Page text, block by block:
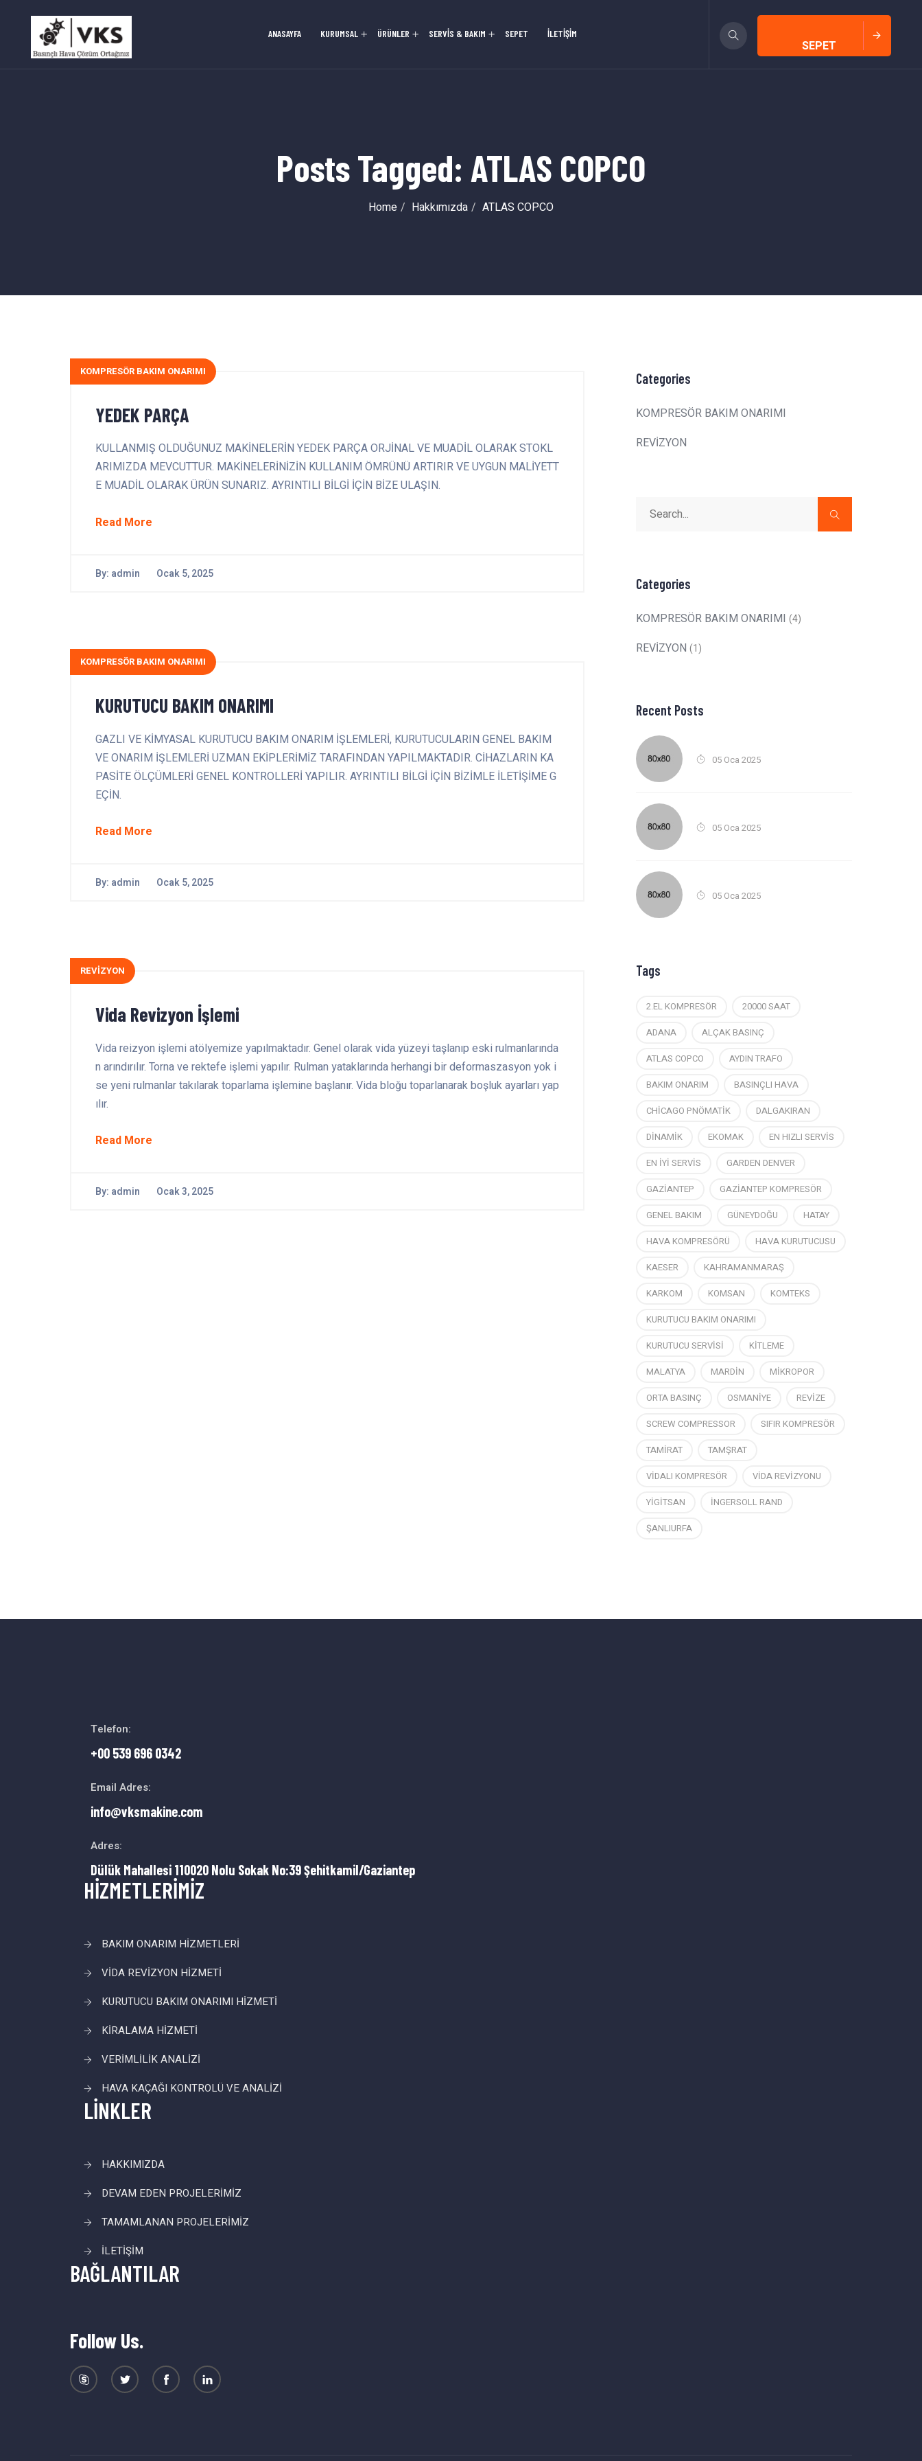
ANASAYFA KURUMSAL ÜRÜNLER SERVİS & BAKIM SEPET İLETİŞİM
SEPET
Posts Tagged: ATLAS COPCO
Home Hakkımızda ATLAS COPCO
KOMPRESÖR BAKIM ONARIMI
YEDEK PARÇA
KULLANMIŞ OLDUĞUNUZ MAKİNELERİN YEDEK PARÇA ORJİNAL VE MUADİL OLARAK STOKL
ARIMIZDA MEVCUTTUR. MAKİNELERİNİZİN KULLANIM ÖMRÜNÜ ARTIRIR VE UYGUN MALİYETT
E MUADİL OLARAK ÜRÜN SUNARIZ. AYRINTILI BİLGİ İÇİN BİZE ULAŞIN.
Read More
By: admin Ocak 5, 2025
KOMPRESÖR BAKIM ONARIMI
KURUTUCU BAKIM ONARIMI
GAZLI VE KİMYASAL KURUTUCU BAKIM ONARIM İŞLEMLERİ, KURUTUCULARIN GENEL BAKIM
VE ONARIM İŞLEMLERİ UZMAN EKİPLERİMİZ TARAFINDAN YAPILMAKTADIR. CİHAZLARIN KA
PASİTE ÖLÇÜMLERİ GENEL KONTROLLERİ YAPILIR. AYRINTILI BİLGİ İÇİN BİZİMLE İLETİŞİME G
EÇİN.
Read More
By: admin Ocak 5, 2025
REVİZYON
Vida Revizyon İşlemi
Vida reizyon işlemi atölyemize yapılmaktadır. Genel olarak vida yüzeyi taşlanıp eski rulmanlarında
n arındırılır. Torna ve rektefe işlemi yapılır. Rulman yataklarında herhangi bir deformaszasyon yok i
se yeni rulmanlar takılarak toparlama işlemine başlanır. Vida bloğu toparlanarak boşluk ayarları yap
ılır.
Read More
By: admin Ocak 3, 2025
Categories
KOMPRESÖR BAKIM ONARIMI
REVİZYON
Categories
KOMPRESÖR BAKIM ONARIMI (4)
REVİZYON (1)
Recent Posts
05 Oca 2025
05 Oca 2025
05 Oca 2025
Tags
2.EL KOMPRESÖR
20000 SAAT
ADANA
ALÇAK BASINÇ
ATLAS COPCO
AYDIN TRAFO
BAKIM ONARIM
BASINÇLI HAVA
CHİCAGO PNÖMATİK
DALGAKIRAN
DİNAMİK
EKOMAK
EN HIZLI SERVİS
EN İYİ SERVİS
GARDEN DENVER
GAZİANTEP
GAZİANTEP KOMPRESÖR
GENEL BAKIM
GÜNEYDOĞU
HATAY
HAVA KOMPRESÖRÜ
HAVA KURUTUCUSU
KAESER
KAHRAMANMARAŞ
KARKOM
KOMSAN
KOMTEKS
KURUTUCU BAKIM ONARIMI
KURUTUCU SERVİSİ
KİTLEME
MALATYA
MARDİN
MİKROPOR
ORTA BASINÇ
OSMANİYE
REVİZE
SCREW COMPRESSOR
SIFIR KOMPRESÖR
TAMİRAT
TAMŞRAT
VİDALI KOMPRESÖR
VİDA REVİZYONU
YİGİTSAN
İNGERSOLL RAND
ŞANLIURFA
Telefon:
+00 539 696 0342
Email Adres:
info@vksmakine.com
Adres:
Dülük Mahallesi 110020 Nolu Sokak No:39 Şehitkamil/Gaziantep
HİZMETLERİMİZ
BAKIM ONARIM HİZMETLERİ
VİDA REVİZYON HİZMETİ
KURUTUCU BAKIM ONARIMI HİZMETİ
KİRALAMA HİZMETİ
VERİMLİLİK ANALİZİ
HAVA KAÇAĞI KONTROLÜ VE ANALİZİ
LİNKLER
HAKKIMIZDA
DEVAM EDEN PROJELERİMİZ
TAMAMLANAN PROJELERİMİZ
İLETİŞİM
BAĞLANTILAR
Follow Us.